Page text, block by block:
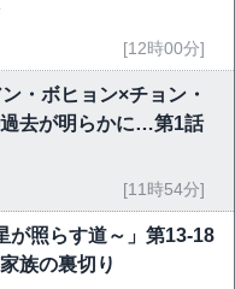
[12時00分]
・ボヒョン×チョン・
去が明らかに…第1話
[11時54分]
が照らす道～」第13-18
族の裏切り